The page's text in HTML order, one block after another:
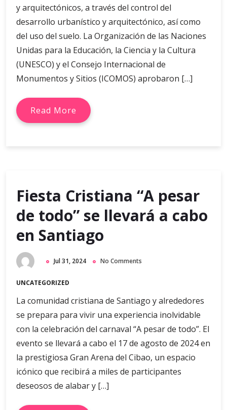
y arquitectónicos, a través del control del
desarrollo urbanístico y arquitectónico, así como
del uso del suelo. La Organización de las Naciones
Unidas para la Educación, la Ciencia y la Cultura
(UNESCO) y el Consejo Internacional de
Monumentos y Sitios (ICOMOS) aprobaron […]
Read More
Fiesta Cristiana “A pesar
de todo” se llevará a cabo
en Santiago
Jul 31, 2024 No Comments
UNCATEGORIZED
La comunidad cristiana de Santiago y alrededores
se prepara para vivir una experiencia inolvidable
con la celebración del carnaval “A pesar de todo”. El
evento se llevará a cabo el 17 de agosto de 2024 en
la prestigiosa Gran Arena del Cibao, un espacio
icónico que recibirá a miles de participantes
deseosos de alabar y […]